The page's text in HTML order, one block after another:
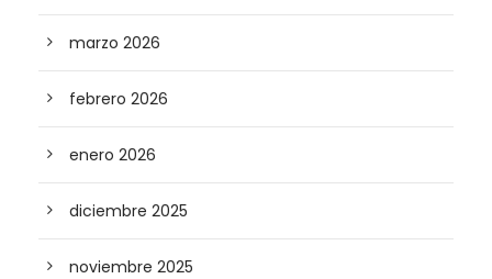
marzo 2026
febrero 2026
enero 2026
diciembre 2025
noviembre 2025